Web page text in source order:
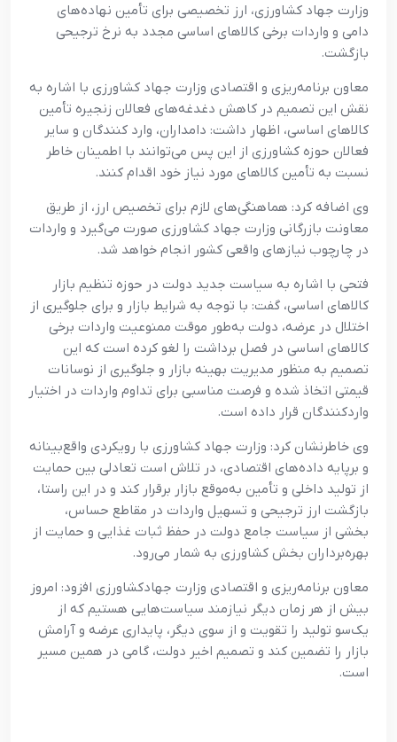
وزارت جهاد کشاورزی، ارز تخصیصی برای تأمین نهاده‌های
دامی و واردات برخی کالاهای اساسی مجدد به نرخ ترجیحی
بازگشت.
معاون برنامه‌ریزی و اقتصادی وزارت جهاد کشاورزی با اشاره به
نقش این تصمیم در کاهش دغدغه‌های فعالان زنجیره تأمین
کالاهای اساسی، اظهار داشت: دامداران، وارد کنندگان و سایر
فعالان حوزه کشاورزی از این پس می‌توانند با اطمینان خاطر
نسبت به تأمین کالاهای مورد نیاز خود اقدام کنند.
وی اضافه کرد: هماهنگی‌های لازم برای تخصیص ارز، از طریق
معاونت بازرگانی وزارت جهاد کشاورزی صورت می‌گیرد و واردات
در چارچوب نیازهای واقعی کشور انجام خواهد شد.
فتحی با اشاره به سیاست جدید دولت در حوزه تنظیم بازار
کالاهای اساسی، گفت: با توجه به شرایط بازار و برای جلوگیری از
اختلال در عرضه، دولت به‌طور موقت ممنوعیت واردات برخی
کالاهای اساسی در فصل برداشت را لغو کرده است که این
تصمیم به منظور مدیریت بهینه بازار و جلوگیری از نوسانات
قیمتی اتخاذ شده و فرصت مناسبی برای تداوم واردات در اختیار
واردکنندگان قرار داده است.
وی خاطرنشان کرد: وزارت جهاد کشاورزی با رویکردی واقع‌بینانه
و برپایه داده‌های اقتصادی، در تلاش است تعادلی بین حمایت
از تولید داخلی و تأمین به‌موقع بازار برقرار کند و در این راستا،
بازگشت ارز ترجیحی و تسهیل واردات در مقاطع حساس،
بخشی از سیاست جامع دولت در حفظ ثبات غذایی و حمایت از
بهره‌برداران بخش کشاورزی به شمار می‌رود.
معاون برنامه‌ریزی و اقتصادی وزارت جهادکشاورزی افزود: امروز
بیش از هر زمان دیگر نیازمند سیاست‌هایی هستیم که از
یک‌سو تولید را تقویت و از سوی دیگر، پایداری عرضه و آرامش
بازار را تضمین کند و تصمیم اخیر دولت، گامی در همین مسیر
است.